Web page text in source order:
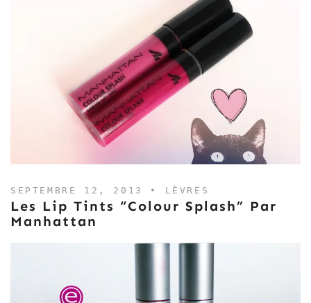
SEPTEMBRE 12, 2013 • LÈVRES
Les Lip Tints “Colour Splash” Par
Manhattan